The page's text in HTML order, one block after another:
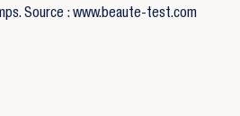
Source : www.beaute-test.com